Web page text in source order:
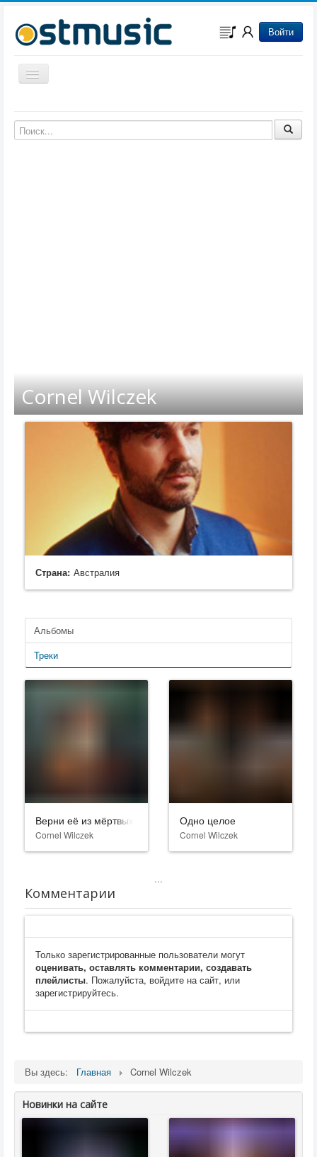
Войти
Включить/выключить навигацию
Музыка из мультфильмов
Музыка из сериалов
Cornel Wilczek
Страна: Австралия
Альбомы
Треки
Верни её из мёртвых
Cornel Wilczek
Одно целое
Cornel Wilczek
...
Комментарии
Только зарегистрированные пользователи могут
оценивать, оставлять комментарии, создавать
плейлисты. Пожалуйста, войдите на сайт, или
зарегистрируйтесь.
Вы здесь: Главная Cornel Wilczek
Новинки на сайте